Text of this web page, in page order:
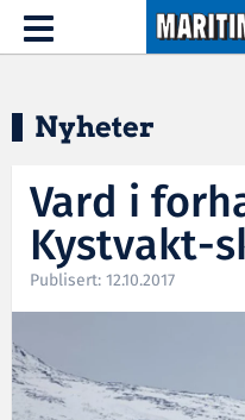
Hopp til hovedinnhold
Toggle
navigation
Nyheter
Vard i
Kystvakt-
Publisert: 12.10.2017